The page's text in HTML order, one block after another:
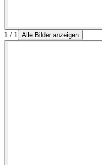
1 / 1 Alle Bilder anzeigen